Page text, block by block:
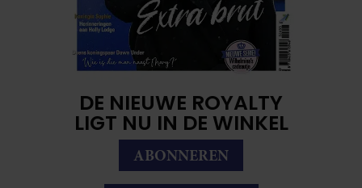
DE NIEUWE ROYALTY
LIGT NU IN DE WINKEL
ABONNEREN